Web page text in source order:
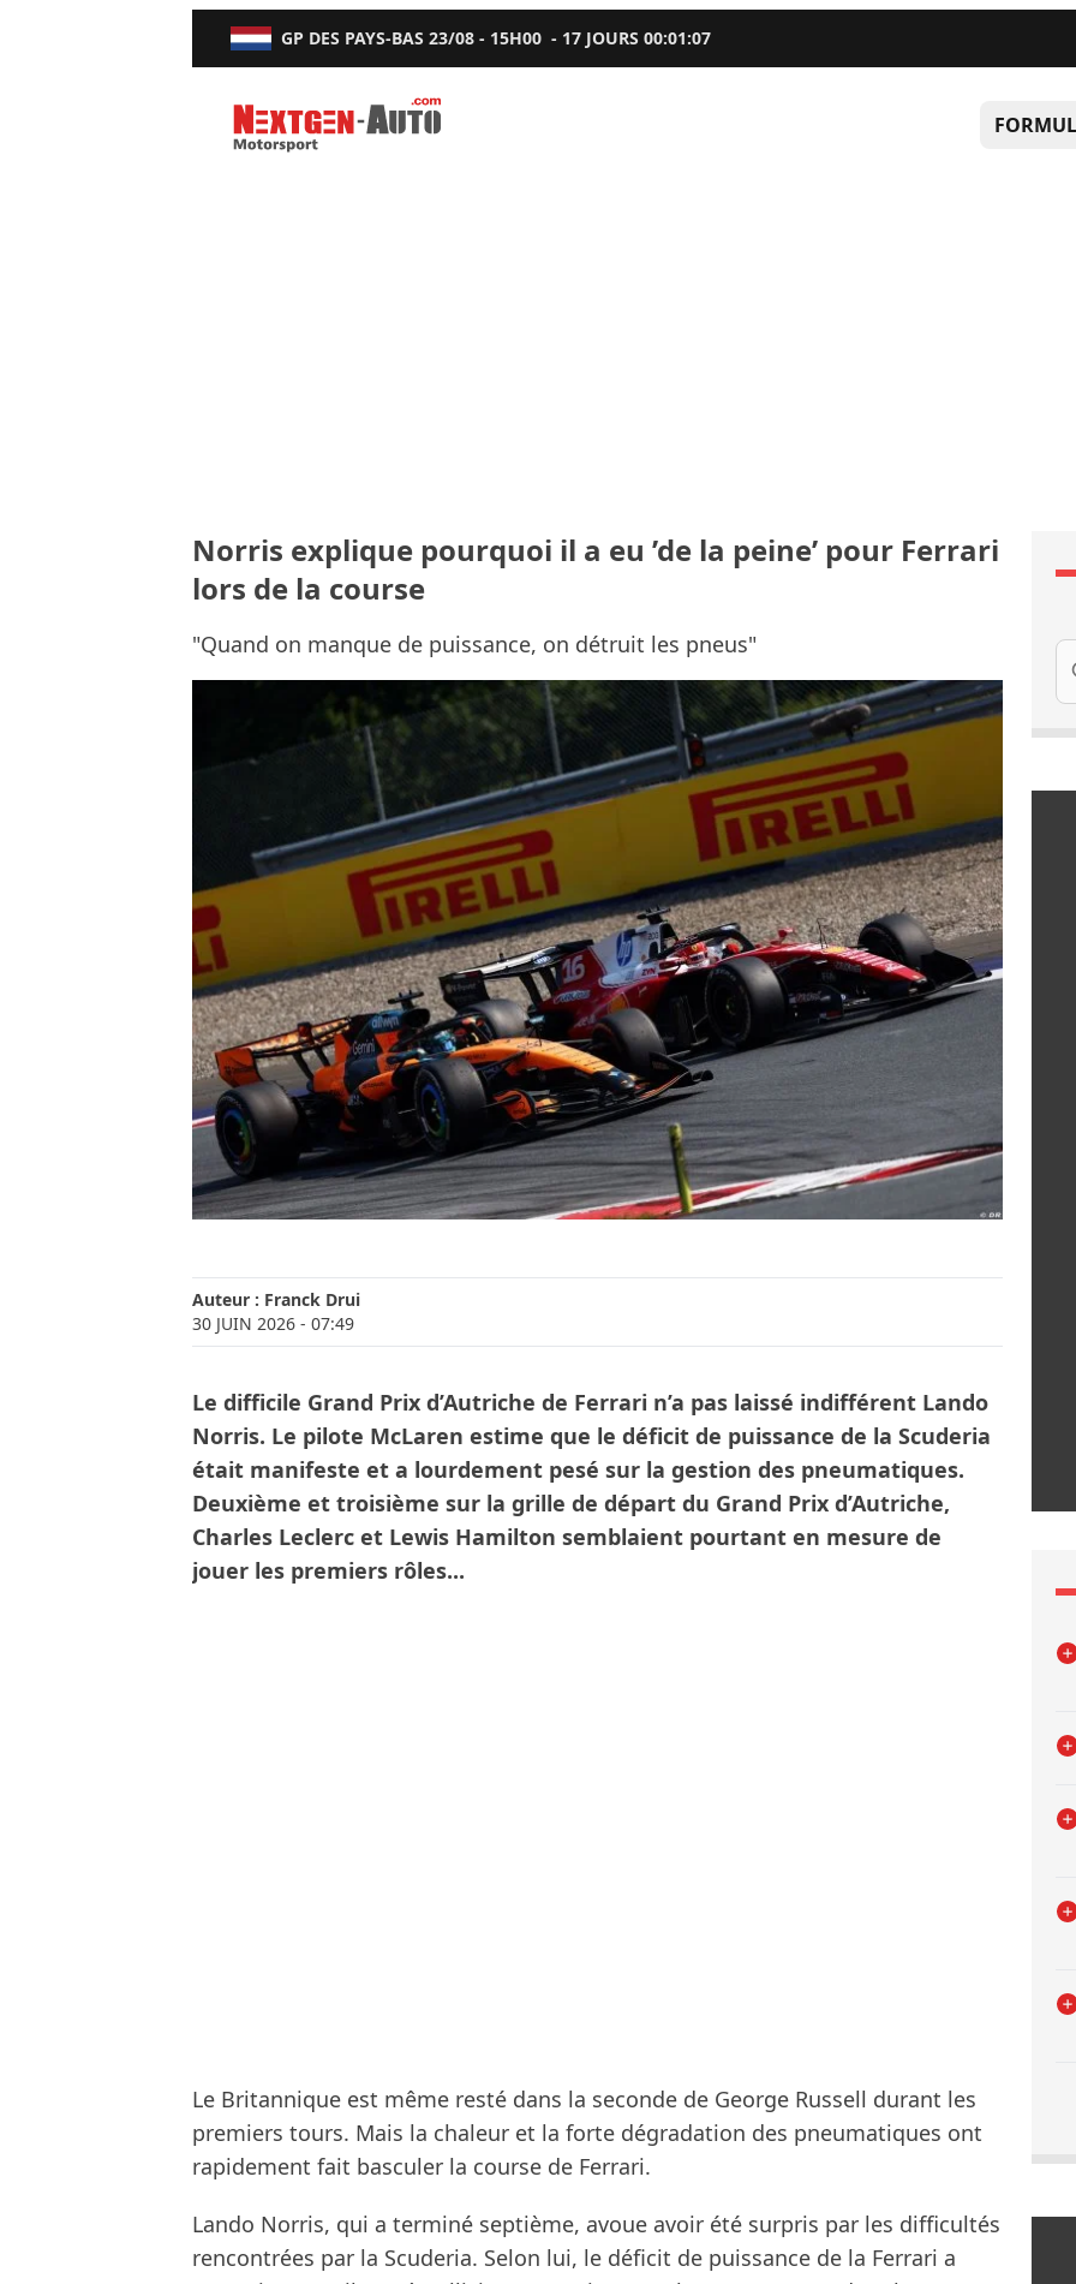
GP DES PAYS-BAS 23/08 - 15H00 - 17 JOURS00:01:06
Nextgen-Auto.com
Norris explique pourquoi il a eu ’de la peine’ pour Ferrari
lors de la course
"Quand on manque de puissance, on détruit les pneus"
Auteur : Franck Drui
30 JUIN 2026 - 07:49
Le difficile Grand Prix d’Autriche de Ferrari n’a pas laissé indifférent Lando
Norris. Le pilote McLaren estime que le déficit de puissance de la Scuderia
était manifeste et a lourdement pesé sur la gestion des pneumatiques.
Deuxième et troisième sur la grille de départ du Grand Prix d’Autriche,
Charles Leclerc et Lewis Hamilton semblaient pourtant en mesure de
jouer les premiers rôles...
Le Britannique est même resté dans la seconde de George Russell durant les
premiers tours. Mais la chaleur et la forte dégradation des pneumatiques ont
rapidement fait basculer la course de Ferrari.
Lando Norris, qui a terminé septième, avoue avoir été surpris par les difficultés
rencontrées par la Scuderia. Selon lui, le déficit de puissance de la Ferrari a